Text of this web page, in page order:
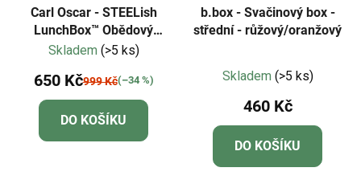
Carl Oscar - STEELish
LunchBox™ Obědový
nerezový box -
Skladem (>5 ks)
650 Kč999 Kč(–34 %)
DO KOŠÍKU
b.box - Svačinový box -
střední - růžový/oranžový
hodnocení
produktu
je
5,0
z
Skladem (>5 ks)
460 Kč
DO KOŠÍKU